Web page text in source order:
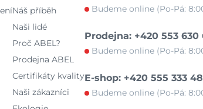
Náš příběh
Naši lidé
Proč ABEL?
Prodejna ABEL
Certifikáty kvality
Naši zákazníci
Budeme online (Po-Pá:
Prodejna: +420 553 630
Budeme online (Po-Pá:
E-shop: +420 555 333
Budeme online (Po-Pá: